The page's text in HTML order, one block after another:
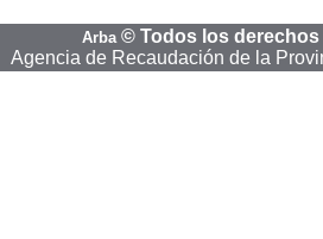
Arba © Todos los
Agencia de Recaudación de la